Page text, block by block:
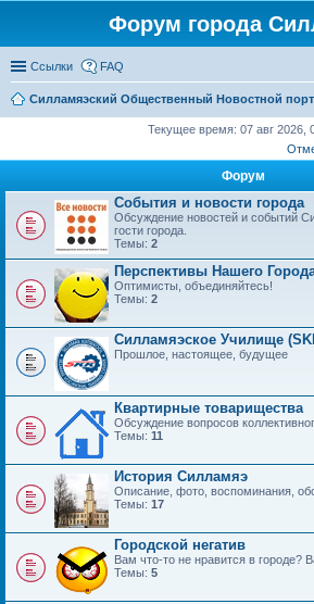
Форум города
Ссылки FAQ
Силламяэский Общественный Новостной
Текущее время: 07 авг 2026,
Форум
События и новости города
Обсуждение новостей и событий
гости города.
Темы: 2
Перспективы Нашего
Оптимисты, объединяйтесь!
Темы: 2
Силламяэское Училище
Прошлое, настоящее, будущее
Квартирные товарищества
Обсуждение вопросов
Темы: 11
История Силламяэ
Описание, фото, воспоминания,
Темы: 17
Городской негатив
Вам что-то не нравится в городе?
Темы: 5